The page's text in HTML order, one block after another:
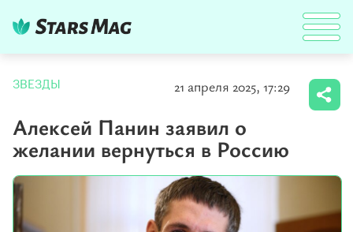
ЗВЕЗДЫ 21 апреля 2025, 17:29
Алексей Панин заявил о
желании вернуться в Россию